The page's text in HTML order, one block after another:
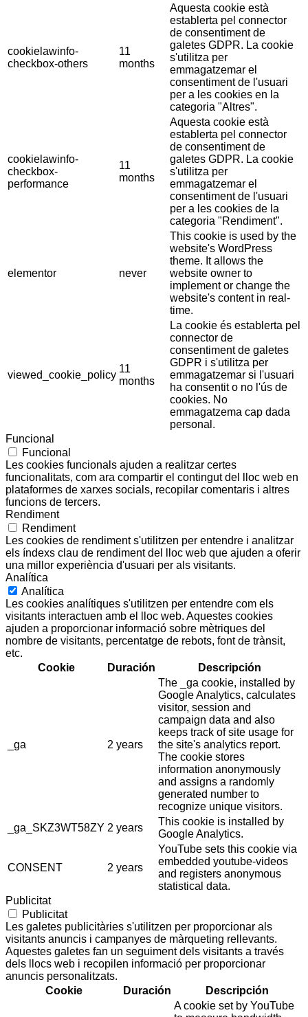
cookielawinfo-
checkbox-others
11
months
Aquesta cookie està
establerta pel connector
de consentiment de
galetes GDPR. La cookie
s'utilitza per
emmagatzemar el
consentiment de l'usuari
per a les cookies en la
categoria "Altres".
cookielawinfo-
checkbox-
performance
11
months
Aquesta cookie està
establerta pel connector
de consentiment de
galetes GDPR. La cookie
s'utilitza per
emmagatzemar el
consentiment de l'usuari
per a les cookies de la
categoria "Rendiment".
elementor never
This cookie is used by the
website's WordPress
theme. It allows the
website owner to
implement or change the
website's content in real-
time.
viewed_cookie_policy
11
months
La cookie és establerta pel
connector de
consentiment de galetes
GDPR i s'utilitza per
emmagatzemar si l'usuari
ha consentit o no l'ús de
cookies. No
emmagatzema cap dada
personal.
Funcional
Funcional
Les cookies funcionals ajuden a realitzar certes
funcionalitats, com ara compartir el contingut del lloc web en
plataformes de xarxes socials, recopilar comentaris i altres
funcions de tercers.
Rendiment
Rendiment
Les cookies de rendiment s'utilitzen per entendre i analitzar
els índexs clau de rendiment del lloc web que ajuden a oferir
una millor experiència d'usuari per als visitants.
Analítica
Analítica
Les cookies analítiques s'utilitzen per entendre com els
visitants interactuen amb el lloc web. Aquestes cookies
ajuden a proporcionar informació sobre mètriques del
nombre de visitants, percentatge de rebots, font de trànsit,
etc.
Cookie
Duración Descripción
_ga 2 years
The _ga cookie, installed by
Google Analytics, calculates
visitor, session and
campaign data and also
keeps track of site usage for
the site's analytics report.
The cookie stores
information anonymously
and assigns a randomly
generated number to
recognize unique visitors.
_ga_SKZ3WT58ZY 2 years
This cookie is installed by
Google Analytics.
CONSENT 2 years
YouTube sets this cookie via
embedded youtube-videos
and registers anonymous
statistical data.
Publicitat
Publicitat
Les galetes publicitàries s'utilitzen per proporcionar als
visitants anuncis i campanyes de màrqueting rellevants.
Aquestes galetes fan un seguiment dels visitants a través
dels llocs web i recopilen informació per proporcionar
anuncis personalitzats.
Cookie
Duración
Descripción
A cookie set by YouTube